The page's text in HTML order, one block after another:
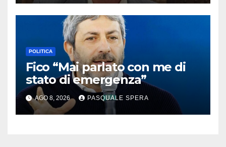
POLITICA
Fico “Mai parlato con me di
stato di emergenza”
AGO 8, 2026 PASQUALE SPERA